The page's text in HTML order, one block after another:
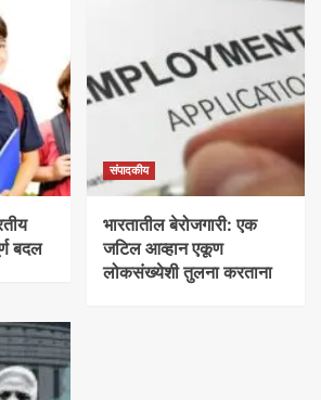
बदल
संपादकीय
भारतातील बेरोजगारी: एक
जटिल आव्हान एकूण
लोकसंख्येशी तुलना करताना